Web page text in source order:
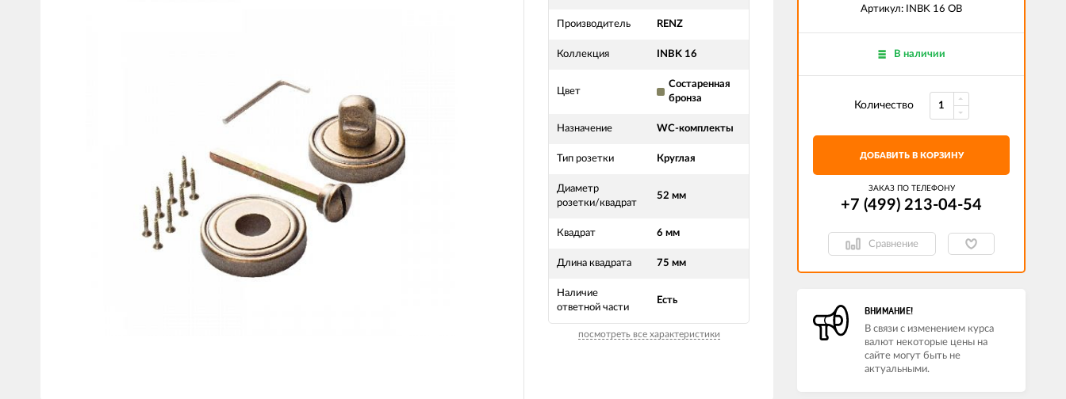
Производитель RENZ
Коллекция INBK 16
Цвет
Состаренная
бронза
Назначение WC-комплекты
Тип розетки Круглая
Диаметр
розетки/квадрат
52 мм
Квадрат 6 мм
Длина квадрата 75 мм
Наличие
ответной части
Есть
посмотреть все характеристики
Артикул: INBK 16 OB
В наличии
Количество
ДОБАВИТЬ В КОРЗИНУ
ЗАКАЗ ПО ТЕЛЕФОНУ
+7 (499) 213-04-54​
Сравнение
ВНИМАНИЕ!
В связи с изменением курса
валют некоторые цены на
сайте могут быть не
актуальными.